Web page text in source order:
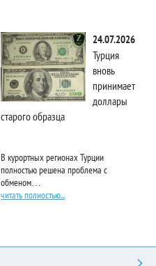
24.07.2026
Турция
вновь
принимает
доллары
старого образца
В курортных регионах Турции
полностью решена проблема с
обменом…
читать полностью...